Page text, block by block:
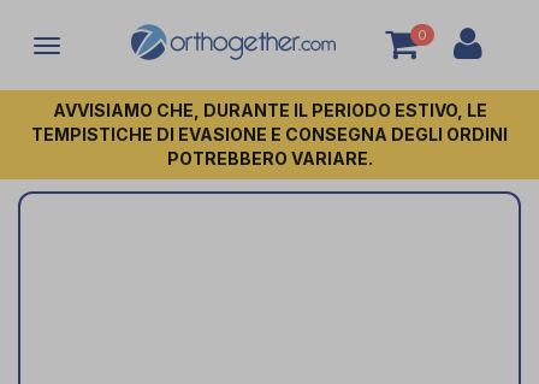
Attiva/disattiva
navigazione
0
AVVISIAMO CHE, DURANTE IL PERIODO ESTIVO, LE
TEMPISTICHE DI EVASIONE E CONSEGNA DEGLI ORDINI
POTREBBERO VARIARE.